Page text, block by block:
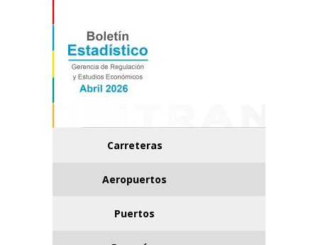
Carreteras
Aeropuertos
Puertos